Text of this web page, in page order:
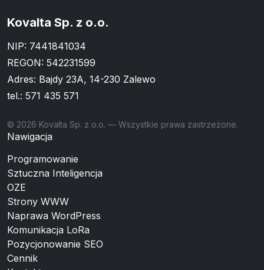
Kovalta Sp. z o.o.
NIP: 7441841034
REGON: 542231599
Adres: Bajdy 23A, 14-230 Zalewo
tel.: 571 435 571
© 2026 Kovalta Sp. z o.o. — Wszystkie prawa zastrzeżone.
Nawigacja
Programowanie
Sztuczna Inteligencja
OZE
Strony WWW
Naprawa WordPress
Komunikacja LoRa
Pozycjonowanie SEO
Cennik